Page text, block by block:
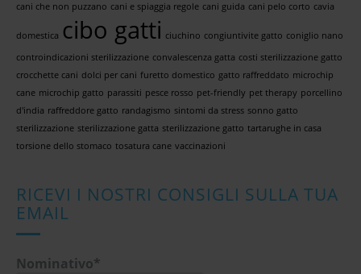
cani che non puzzano cani e spiaggia regole cani guida cani pelo corto cavia
domestica cibo gatti ciuchino congiuntivite gatto coniglio nano
controindicazioni sterilizzazione convalescenza gatta costi sterilizzazione gatto
crocchette cani dolci per cani furetto domestico gatto raffreddato microchip
cane microchip gatto parassiti pesce rosso pet-friendly pet therapy porcellino
d'india raffreddore gatto randagismo sintomi da stress sonno gatto
sterilizzazione sterilizzazione gatta sterilizzazione gatto tartarughe in casa
torsione dello stomaco tosatura cane vaccinazioni
RICEVI I NOSTRI CONSIGLI SULLA TUA
EMAIL
Nominativo*